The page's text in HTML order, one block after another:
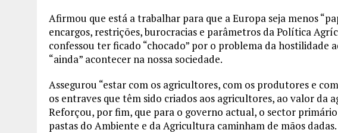
Afirmou que está a trabalhar para que a Europa seja menos
encargos, restrições, burocracias e parâmetros da Política
confessou ter ficado “chocado” por o problema da hostilidade
“ainda” acontecer na nossa sociedade.
Assegurou “estar com os agricultores, com os produtores e
os entraves que têm sido criados aos agricultores, ao valor da
Reforçou, por fim, que para o governo actual, o sector
pastas do Ambiente e da Agricultura caminham de mãos dadas.